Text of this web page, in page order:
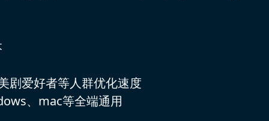
剧爱好者等人群优化速度
、mac等全端通用